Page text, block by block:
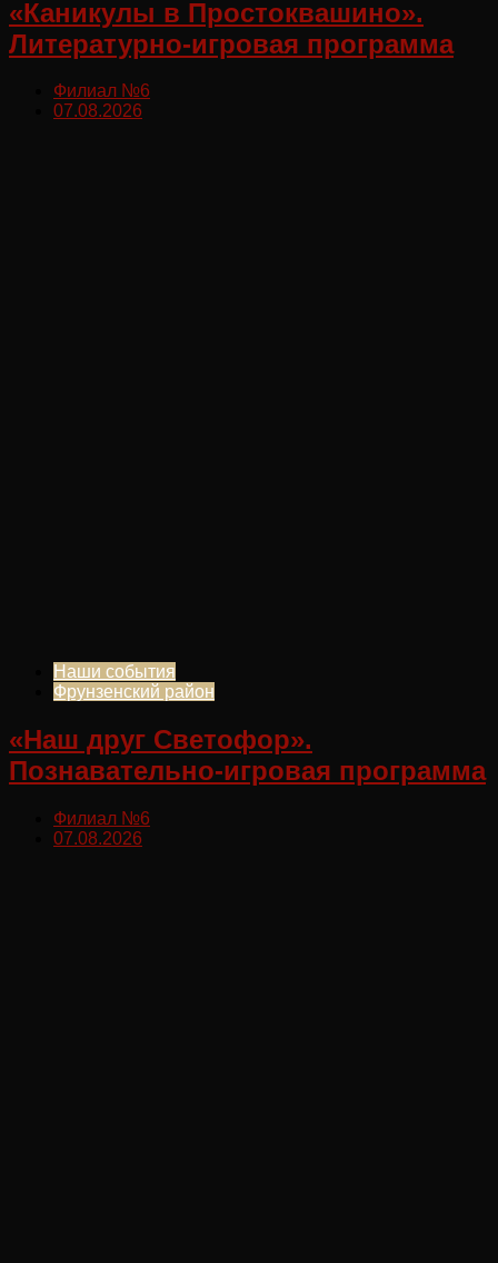
«Каникулы в Простоквашино».
Литературно-игровая программа
Филиал №6
07.08.2026
Наши события
Фрунзенский район
«Наш друг Светофор».
Познавательно-игровая программа
Филиал №6
07.08.2026